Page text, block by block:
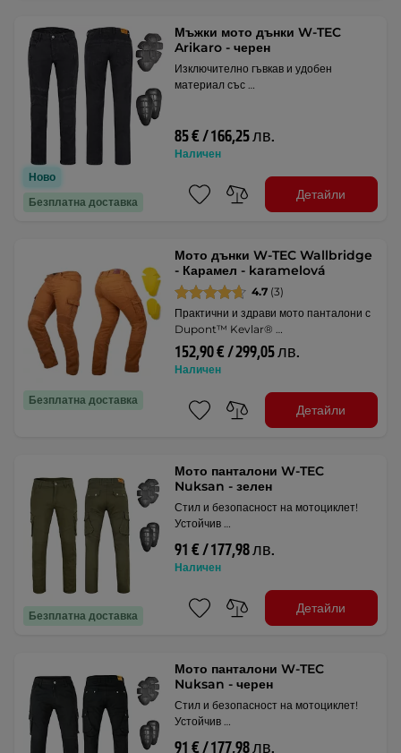
Ново
Безплатна доставка
Мъжки мото дънки W-TEC
Arikaro - черен
Изключително гъвкав и удобен
материал със …
85 € / 166,25 лв.
Наличен
Детайли
Безплатна доставка
Мото дънки W-TEC Wallbridge
- Карамел - karamelová
4.7 (3)
Практични и здрави мото панталони с
Dupont™ Kevlar® …
152,90 € / 299,05 лв.
Наличен
Детайли
Безплатна доставка
Мото панталони W-TEC
Nuksan - зелен
Стил и безопасност на мотоциклет!
Устойчив …
91 € / 177,98 лв.
Наличен
Детайли
Мото панталони W-TEC
Nuksan - черен
Стил и безопасност на мотоциклет!
Устойчив …
91 € / 177,98 лв.